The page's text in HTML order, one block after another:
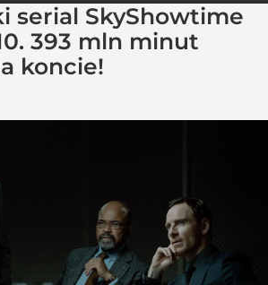
serial SkyShowtime
393 mln minut
koncie!